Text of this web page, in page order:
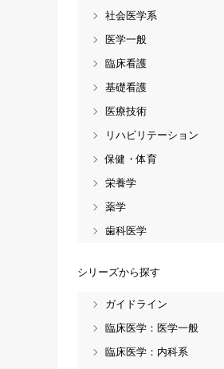
社会医学系
医学一般
臨床看護
基礎看護
医療技術
リハビリテーション
保健・体育
栄養学
薬学
歯科医学
シリーズから探す
ガイドライン
臨床医学：医学一般
臨床医学：内科系